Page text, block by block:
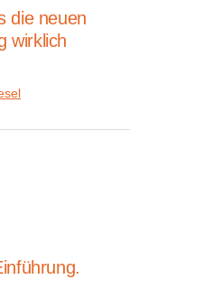
die neuen
wirklich